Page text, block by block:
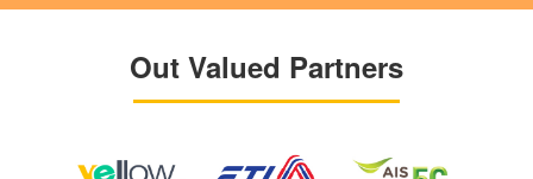
Out Valued Partners